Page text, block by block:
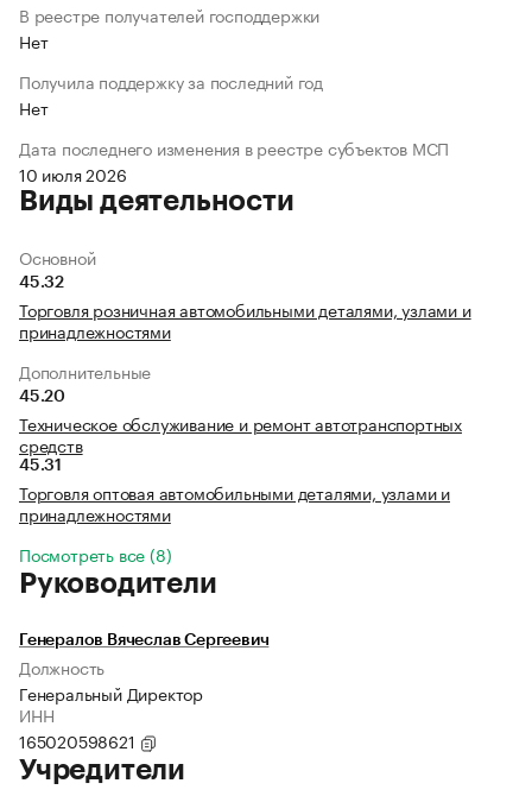
В реестре получателей господдержки
Нет
Получила поддержку за последний год
Нет
Дата последнего изменения в реестре субъектов МСП
10 июля 2026
Виды деятельности
Основной
45.32
Торговля розничная автомобильными деталями, узлами и
принадлежностями
Дополнительные
45.20
Техническое обслуживание и ремонт автотранспортных
средств
45.31
Торговля оптовая автомобильными деталями, узлами и
принадлежностями
Посмотреть все (8)
Руководители
Генералов Вячеслав Сергеевич
Должность
Генеральный Директор
ИНН
165020598621
Учредители